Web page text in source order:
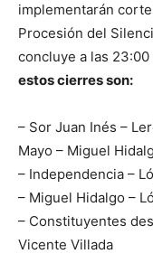
implementarán
Procesión del
concluye a las 23:00
estos cierres son:
– Sor Juan Inés –
Mayo – Miguel
– Independencia –
– Miguel Hidalgo –
– Constituyentes
Vicente Villada